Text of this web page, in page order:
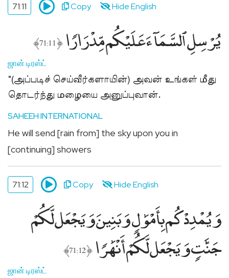
71:11 Copy Hide English
يُرْسِلِ ٱلسَّمَآءَ عَلَيْكُم مِّدْرَارًۭا ﴿71:11﴾
ஜான் டிரஸ்ட்
"(அப்படிச் செய்வீர்களாயின்) அவன் உங்கள் மீது
தொடர்ந்து மழையை அனுப்புவான்.
SAHEEH INTERNATIONAL
He will send [rain from] the sky upon you in
[continuing] showers
71:12 Copy Hide English
وَيُمْدِدْكُم بِأَمْوَٰلٍۢ وَبَنِينَ وَيَجْعَل لَّكُمْ
جَنَّٰتٍۢ وَيَجْعَل لَّكُمْ أَنْهَٰرًۭا ﴿71:12﴾
ஜான் டிரஸ்ட்